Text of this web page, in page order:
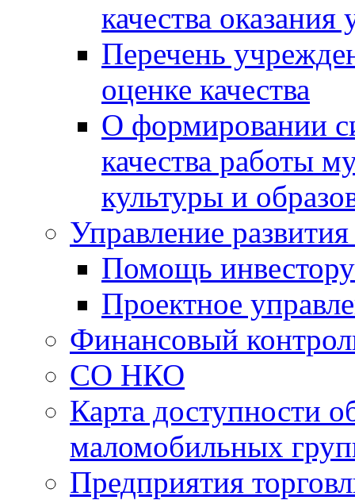
качества оказания
Перечень
оценке качества
О формировании
качества работы
культуры и
Управление
Помощь инвестору
Проектное
Финансовый
СО НКО
Карта доступности
маломобильных
Предприятия